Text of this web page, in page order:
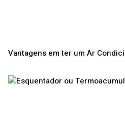
Vantagens em ter um Ar